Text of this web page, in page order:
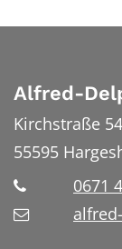
Alfred-
Kirchstraße 54
55595
0671